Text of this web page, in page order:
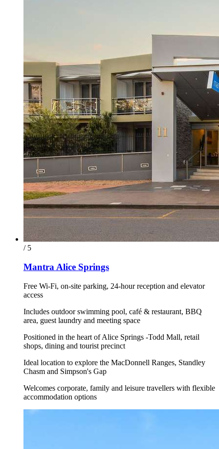
/ 5
Mantra Alice Springs
Free Wi-Fi, on-site parking, 24-hour reception and elevator
access
Includes outdoor swimming pool, café & restaurant, BBQ
area, guest laundry and meeting space
Positioned in the heart of Alice Springs -Todd Mall, retail
shops, dining and tourist precinct
Ideal location to explore the MacDonnell Ranges, Standley
Chasm and Simpson's Gap
Welcomes corporate, family and leisure travellers with flexible
accommodation options